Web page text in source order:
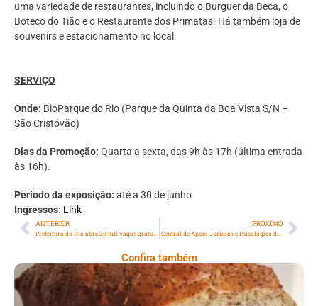
uma variedade de restaurantes, incluindo o Burguer da Beca, o
Boteco do Tião e o Restaurante dos Primatas. Há também loja de
souvenirs e estacionamento no local.
SERVIÇO
Onde: BioParque do Rio (Parque da Quinta da Boa Vista S/N –
São Cristóvão)
Dias da Promoção: Quarta a sexta, das 9h às 17h (última entrada
às 16h).
Período da exposição: até a 30 de junho
Ingressos: Link
ANTERIOR PRÓXIMO
Confira também